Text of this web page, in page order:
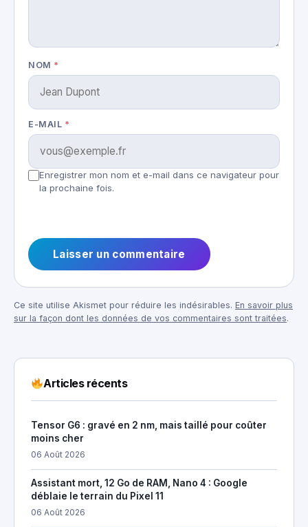
NOM *
E-MAIL *
Enregistrer mon nom et e-mail dans ce navigateur pour
la prochaine fois.
Ce site utilise Akismet pour réduire les indésirables. En savoir plus
sur la façon dont les données de vos commentaires sont traitées.
Articles récents
Tensor G6 : gravé en 2 nm, mais taillé pour coûter
moins cher
06 Août 2026
Assistant mort, 12 Go de RAM, Nano 4 : Google
déblaie le terrain du Pixel 11
06 Août 2026